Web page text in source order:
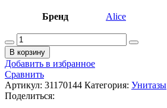
Бренд Alice
Количество
товара
ALICE
HIDE
Унитаз
подвесной,
форма-
В корзину
Добавить в избранное
Сравнить
Артикул: 31170144 Категория: Унитазы
Поделиться: